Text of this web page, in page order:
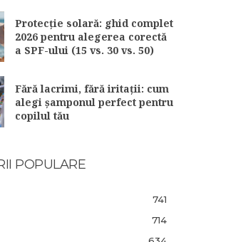
Protecție solară: ghid complet
2026 pentru alegerea corectă
a SPF-ului (15 vs. 30 vs. 50)
Fără lacrimi, fără iritații: cum
alegi șamponul perfect pentru
copilul tău
POPULARE
741
714